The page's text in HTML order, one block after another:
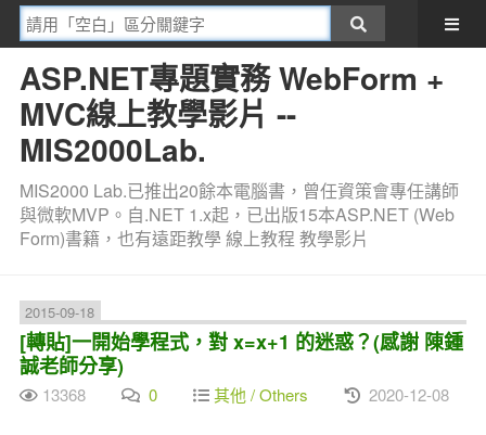
ASP.NET專題實務 WebForm +
MVC線上教學影片 --
MIS2000Lab.
MIS2000 Lab.已推出20餘本電腦書，曾任資策會專任講師
與微軟MVP。自.NET 1.x起，已出版15本ASP.NET (Web
Form)書籍，也有遠距教學 線上教程 教學影片
2015-09-18
[轉貼]一開始學程式，對 x=x+1 的迷惑？(感謝 陳鍾
誠老師分享)
13368 0 其他 / Others 2020-12-08